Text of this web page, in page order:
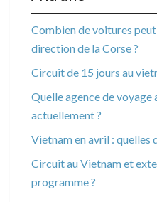
Combien de voitures
direction de la Corse ?
Circuit de 15 jours au
Quelle agence de
actuellement ?
Vietnam en avril : quelles
Circuit au Vietnam et
programme ?